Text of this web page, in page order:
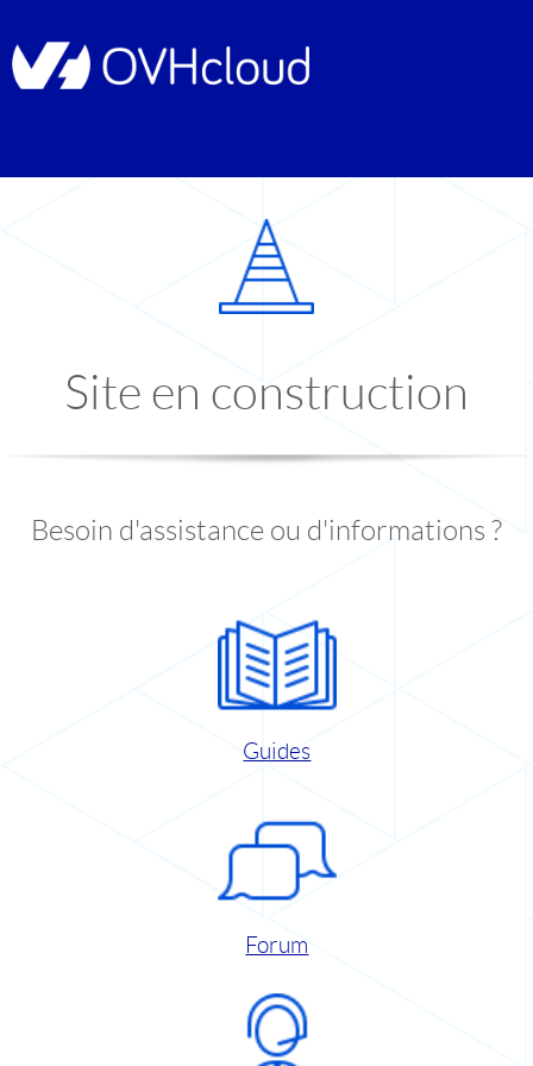
Site en construction
Besoin d'assistance ou d'informations ?
Guides
Forum